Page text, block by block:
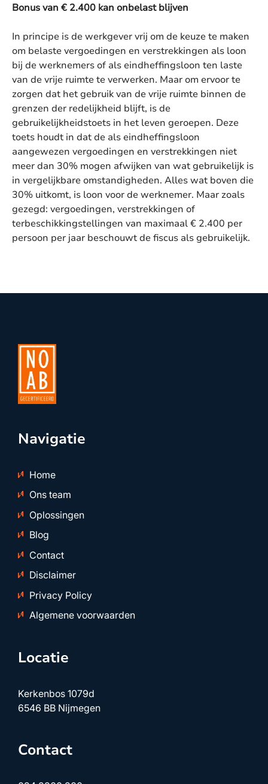
Bonus van € 2.400 kan onbelast blijven
In principe is de werkgever vrij om de keuze te maken
om belaste vergoedingen en verstrekkingen als loon
bij de werknemers of als eindheffingsloon ten laste
van de vrije ruimte te verwerken. Maar om ervoor te
zorgen dat het gebruik van de vrije ruimte binnen de
grenzen der redelijkheid blijft, is de
gebruikelijkheidstoets in het leven geroepen. Deze
toets houdt in dat de als eindheffingsloon
aangewezen vergoedingen en verstrekkingen niet
meer dan 30% mogen afwijken van wat gebruikelijk is
in vergelijkbare omstandigheden. Alles wat boven die
30% uitkomt, is loon voor de werknemer. Maar zoals
gezegd: vergoedingen, verstrekkingen of
terbeschikkingstellingen van maximaal € 2.400 per
persoon per jaar beschouwt de fiscus als gebruikelijk.
Navigatie
Home
Ons team
Oplossingen
Blog
Contact
Disclaimer
Privacy Policy
Algemene voorwaarden
Locatie
Kerkenbos 1079d
6546 BB Nijmegen
Contact